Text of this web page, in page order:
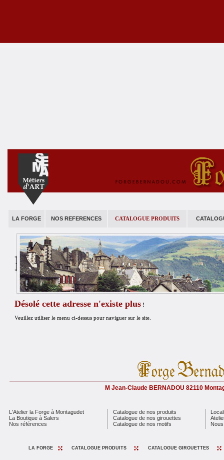
LA FORGE NOS REFERENCES CATALOGUE PRODUITS
Désolé cette adresse n'existe plus!
Veuillez utiliser le menu ci-dessus pour naviguer sur le site.
M Jean-Claude BERNADOU 82110
L'Atelier la Forge à Montagudet
La Boutique à Salers
Nos références
Catalogue de nos produits
Catalogue de nos girouettes
Catalogue de nos motifs
LA FORGE CATALOGUE PRODUITS CATALOGUE GIROUETTES